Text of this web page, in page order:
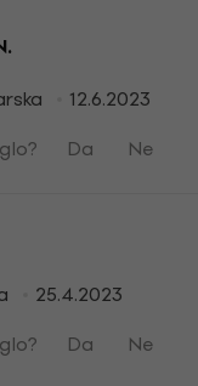
12.6.2023
Da Ne
25.4.2023
Da Ne